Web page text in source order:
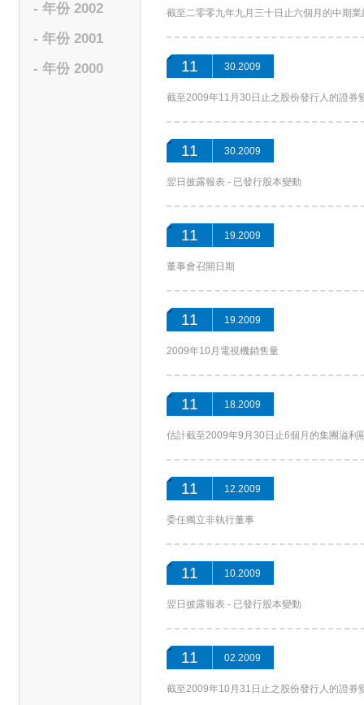
- 年份 2002
- 年份 2001
- 年份 2000
截至二零零九年九月三十日止六個月的中期業
11 30.2009
截至2009年11月30日止之股份發行人的證券
11 30.2009
翌日披露報表 - 已發行股本變動
11 19.2009
董事會召開日期
11 19.2009
2009年10月電視機銷售量
11 18.2009
估計截至2009年9月30日止6個月的集團溢利
11 12.2009
委任獨立非執行董事
11 10.2009
翌日披露報表 - 已發行股本變動
11 02.2009
截至2009年10月31日止之股份發行人的證券